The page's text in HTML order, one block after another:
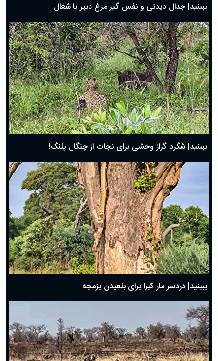
ببینید| جدال دیدنی و نفس گیر مرغ دبیر با شغال
ببینید| شگرد گراز وحشی برای نجات از چنگال پلنگ!
ببینید| دردسر مار کبرا برای بلعیدن بزمجه